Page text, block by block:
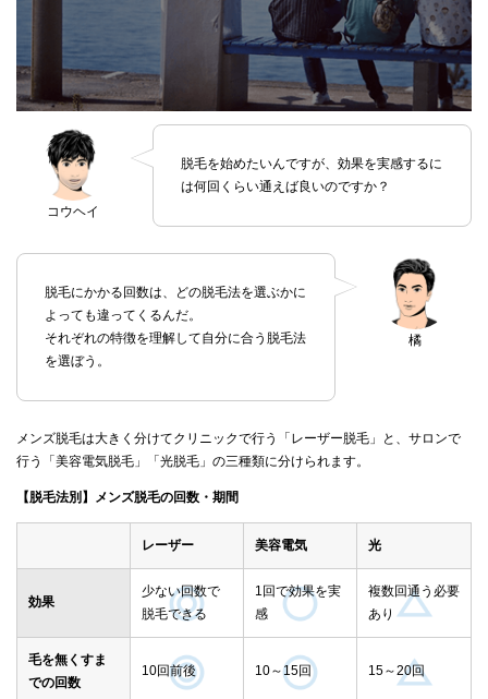
コウヘイ
脱毛を始めたいんですが、効果を実感するに
は何回くらい通えば良いのですか？
橘
脱毛にかかる回数は、どの脱毛法を選ぶかに
よっても違ってくるんだ。
それぞれの特徴を理解して自分に合う脱毛法
を選ぼう。
メンズ脱毛は大きく分けてクリニックで行う「レーザー脱毛」と、サロンで
行う「美容電気脱毛」「光脱毛」の三種類に分けられます。
【脱毛法別】メンズ脱毛の回数・期間
レーザー 美容電気 光
効果
少ない回数で
脱毛できる
1回で効果を実
感
複数回通う必要
あり
毛を無くすま
での回数
10回前後 10～15回 15～20回